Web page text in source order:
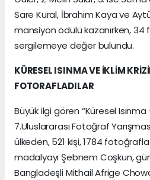
Sare Kural, İbrahim Kaya ve
mansiyon ödülü kazanırken,
sergilemeye değer bulundu.
KÜRESEL ISINMA VE İKLİM
FOTORAFLADILAR
Büyük ilgi gören “Küresel Isınma
7.Uluslararası Fotoğraf
ülkeden, 521 kişi, 1784 fotoğrafla
madalyayı Şebnem Coşkun,
Bangladeşli Mithail Afrige